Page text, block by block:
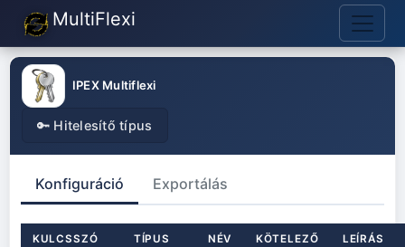
MultiFlexi
IPEX Multiflexi
🔑 Hitelesítő típus
Konfiguráció Exportálás
KULCSSZÓ TÍPUS NÉV KÖTELEZŐ LEÍRÁS